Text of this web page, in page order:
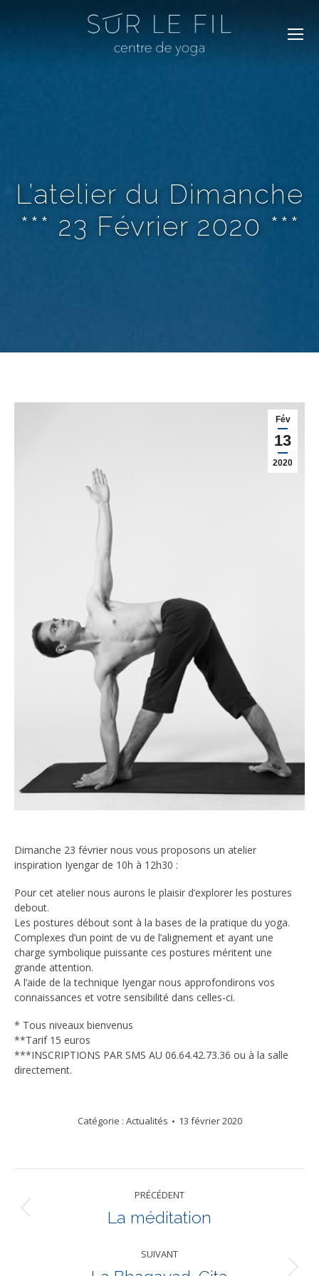
L’atelier du Dimanche
*** 23 Février 2020 ***
Fév
13
2020
Dimanche 23 février nous vous proposons un atelier
inspiration Iyengar de 10h à 12h30 :
Pour cet atelier nous aurons le plaisir d’explorer les postures
debout.
Les postures débout sont à la bases de la pratique du yoga.
Complexes d’un point de vu de l’alignement et ayant une
charge symbolique puissante ces postures méritent une
grande attention.
A l’aide de la technique Iyengar nous approfondirons vos
connaissances et votre sensibilité dans celles-ci.
* Tous niveaux bienvenus
**Tarif 15 euros
***INSCRIPTIONS PAR SMS AU 06.64.42.73.36 ou à la salle
directement.
Catégorie : Actualités 13 février 2020
article
PRÉCÉDENT
Article
La méditation
SUIVANT